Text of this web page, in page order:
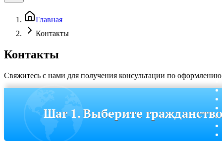
Главная
Контакты
Контакты
Свяжитесь с нами для получения консультации по
Шаг 1. Выберите гражданство